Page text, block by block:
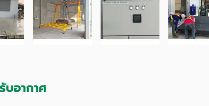
บอากาศ